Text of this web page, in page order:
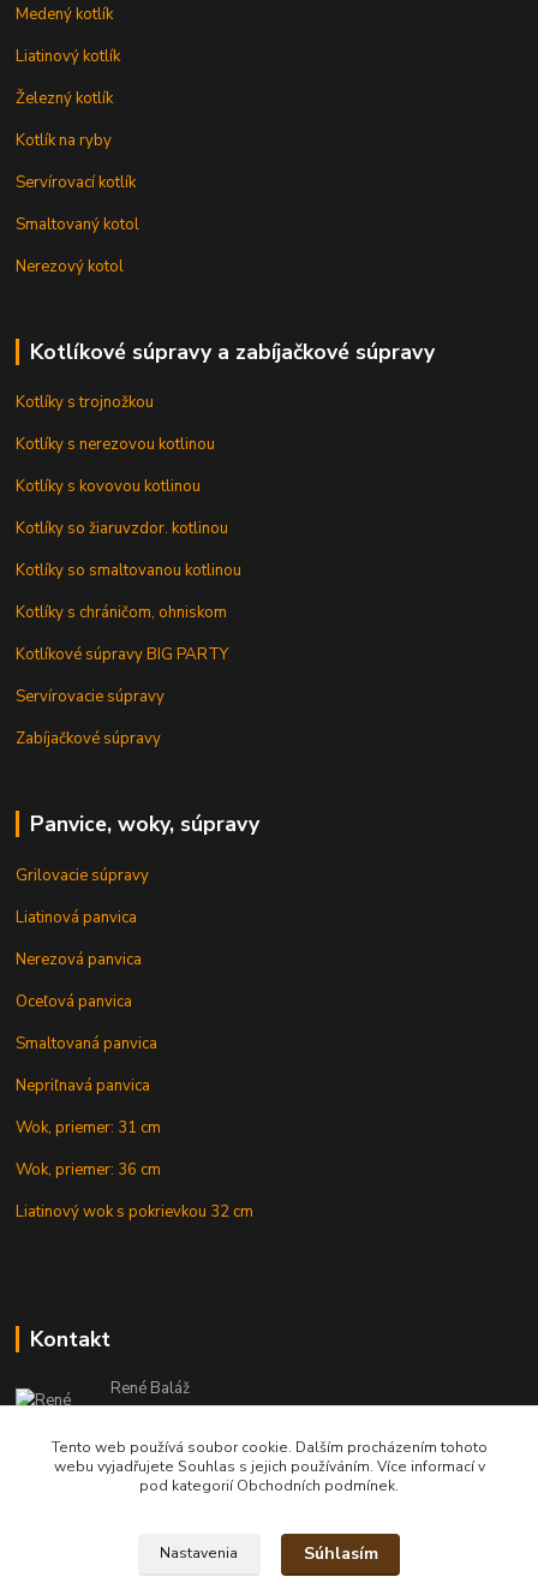
Medený kotlík
Liatinový kotlík
Železný kotlík
Kotlík na ryby
Servírovací kotlík
Smaltovaný kotol
Nerezový kotol
Kotlíkové súpravy a zabíjačkové súpravy
Kotlíky s trojnožkou
Kotlíky s nerezovou kotlinou
Kotlíky s kovovou kotlinou
Kotlíky so žiaruvzdor. kotlinou
Kotlíky so smaltovanou kotlinou
Kotlíky s chráničom, ohniskom
Kotlíkové súpravy BIG PARTY
Servírovacie súpravy
Zabíjačkové súpravy
Panvice, woky, súpravy
Grilovacie súpravy
Liatinová panvica
Nerezová panvica
Oceľová panvica
Smaltovaná panvica
Nepriľnavá panvica
Wok, priemer: 31 cm
Wok, priemer: 36 cm
Liatinový wok s pokrievkou 32 cm
Kontakt
René Baláž
Eshop: +421 902 212 007
od 8:00 - do 16:00 hod
info@kotlikyshop.sk
Tento web používá soubor cookie. Dalším procházením tohoto
webu vyjadřujete Souhlas s jejich používáním. Více informací v
pod kategorií Obchodních podmínek.
Nastavenia Súhlasím